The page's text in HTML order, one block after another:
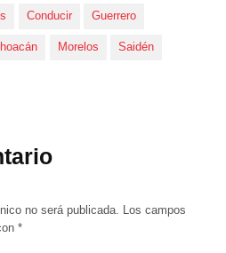
Conducir Guerrero
Morelos Saidén
no será publicada. Los campos
*